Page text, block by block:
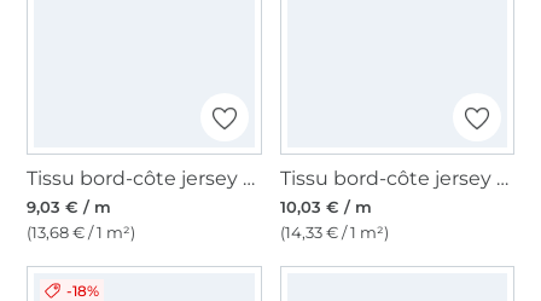
Tissu bord-côte jersey tubulaire lisse, mûre
9,03 € / m
(13,68 € / 1 m²)
Tissu bord-côte jersey tubulaire à rayures Emma, vieux rose
10,03 € / m
(14,33 € / 1 m²)
-18%